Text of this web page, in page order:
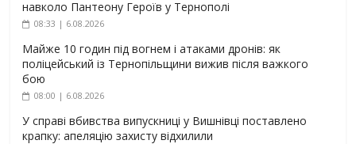
навколо Пантеону Героїв у Тернополі
08:33 | 6.08.2026
Майже 10 годин під вогнем і атаками дронів: як
поліцейський із Тернопільщини вижив після важкого
бою
08:00 | 6.08.2026
У справі вбивства випускниці у Вишнівці поставлено
крапку: апеляцію захисту відхилили